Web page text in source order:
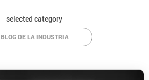
selected category
BLOG DE LA INDUSTRIA